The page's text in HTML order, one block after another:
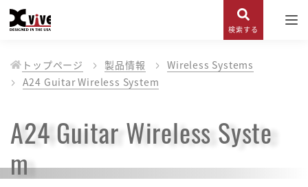
検索する
トップページ 製品情報
Wireless Systems
A24 Guitar Wireless System
A24 Guitar Wireless Syste
m